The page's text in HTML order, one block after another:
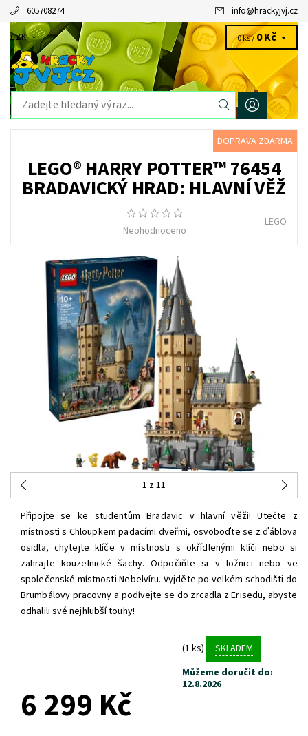
605708274 info@hrackyjvj.cz
CZK 0 ks /0 Kč
DOPRAVA ZDARMA
LEGO® HARRY POTTER™ 76454
BRADAVICKÝ HRAD: HLAVNÍ VĚŽ
Neohodnoceno
LEGO
1 z 11
Připojte se ke studentům Bradavic v hlavní věži! Utečte z
místnosti s Chloupkem padacími dveřmi, osvoboďte se z ďáblova
osidla, chytejte klíče v místnosti s okřídlenými klíči nebo si
zahrajte kouzelnické šachy. Odpočiňte si v ložnici nebo ve
společenské místnosti Nebelvíru. Vyjděte po velkém schodišti do
Brumbálovy pracovny a podívejte se do zrcadla z Erisedu, abyste
odhalili své nejhlubší touhy!
(1 ks)
SKLADEM
Můžeme doručit do:
12.8.2026
6 299 Kč